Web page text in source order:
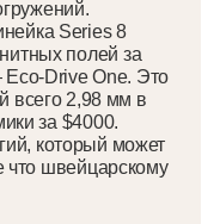
Series 8
полей за
Drive One. Это
всего 2,98 мм в
за $4000.
который может
что швейцарскому